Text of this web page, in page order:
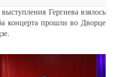
Гергиева взялось
концерта прошли во Дворце